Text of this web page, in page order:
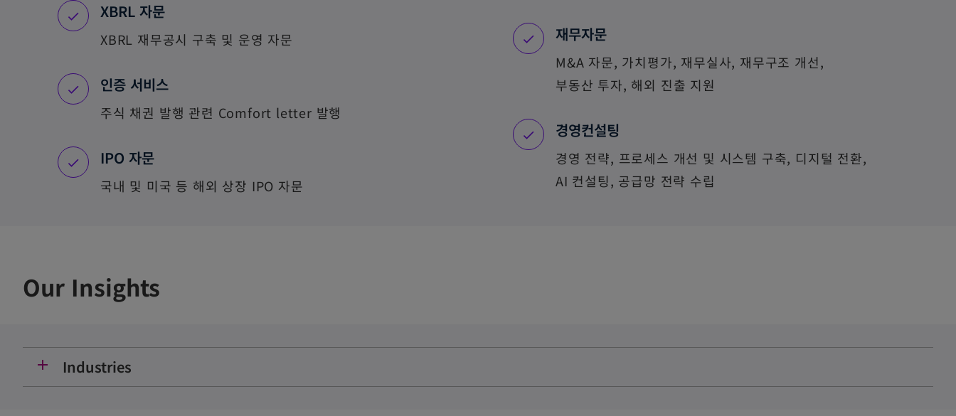
XBRL 자문
XBRL 재무공시 구축 및 운영 자문
인증 서비스
주식 채권 발행 관련 Comfort letter 발행
IPO 자문
국내 및 미국 등 해외 상장 IPO 자문
재무자문
M&A 자문, 가치평가, 재무실사, 재무구조 개선,
부동산 투자, 해외 진출 지원
경영컨설팅
경영 전략, 프로세스 개선 및 시스템 구축, 디지털 전환,
AI 컨설팅, 공급망 전략 수립
Our Insights
add Industries